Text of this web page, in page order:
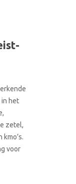
in het
zetel,
voor